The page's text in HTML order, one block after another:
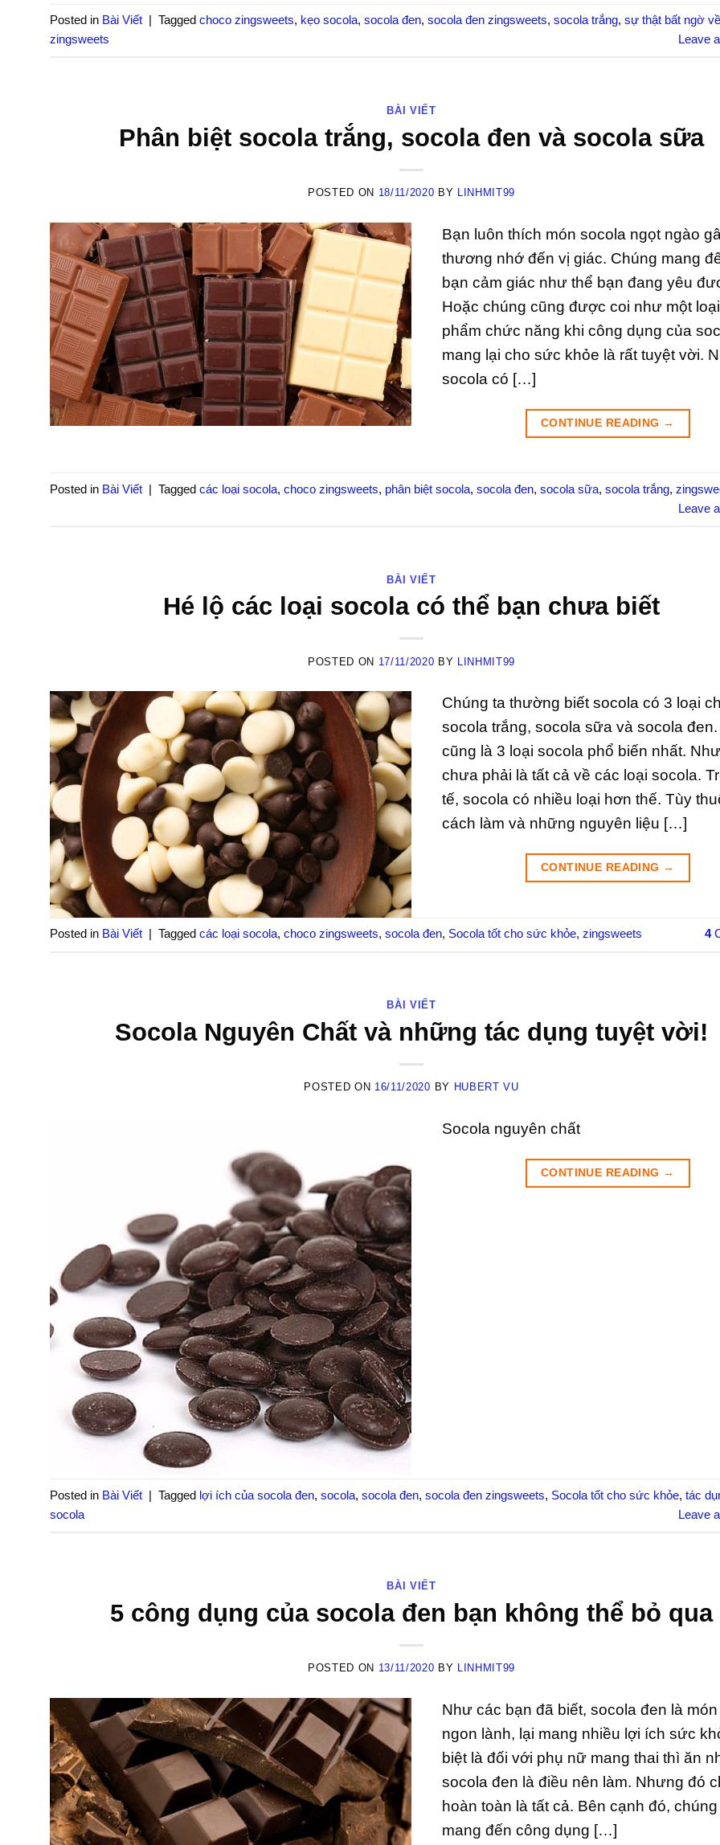
Posted in Bài Viết | Tagged choco zingsweets, kẹo socola, socola đen, socola đen zingsweets, socola trắng, sự thật bất ngờ
zingsweets
Leave
BÀI VIẾT
Phân biệt socola trắng, socola đen và socola sữa
POSTED ON 18/11/2020 BY LINHMIT99
Bạn luôn thích món socola ngọt ngào
thương nhớ đến vị giác. Chúng mang
bạn cảm giác như thể bạn đang yêu
Hoặc chúng cũng được coi như một
phẩm chức năng khi công dụng của
mang lại cho sức khỏe là rất tuyệt vời.
socola có […]
CONTINUE READING →
Posted in Bài Viết | Tagged các loại socola, choco zingsweets, phân biệt socola, socola đen, socola sữa, socola trắng,
Leave
BÀI VIẾT
Hé lộ các loại socola có thể bạn chưa biết
POSTED ON 17/11/2020 BY LINHMIT99
Chúng ta thường biết socola có 3 loại
socola trắng, socola sữa và socola
cũng là 3 loại socola phổ biến nhất.
chưa phải là tất cả về các loại socola.
tế, socola có nhiều loại hơn thế. Tùy
cách làm và những nguyên liệu […]
CONTINUE READING →
Posted in Bài Viết | Tagged các loại socola, choco zingsweets, socola đen, Socola tốt cho sức khỏe, zingsweets 4
BÀI VIẾT
Socola Nguyên Chất và những tác dụng tuyệt vời!
POSTED ON 16/11/2020 BY HUBERT VU
Socola nguyên chất
CONTINUE READING →
Posted in Bài Viết | Tagged lợi ích của socola đen, socola, socola đen, socola đen zingsweets, Socola tốt cho sức khỏe, tác
socola
Leave
BÀI VIẾT
5 công dụng của socola đen bạn không thể bỏ qua
POSTED ON 13/11/2020 BY LINHMIT99
Như các bạn đã biết, socola đen là
ngon lành, lại mang nhiều lợi ích sức
biệt là đối với phụ nữ mang thai thì ăn
socola đen là điều nên làm. Nhưng đó
hoàn toàn là tất cả. Bên cạnh đó,
mang đến công dụng […]